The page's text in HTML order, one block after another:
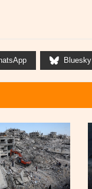
Bluesky